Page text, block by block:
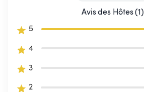
Avis des Hôtes (1)
5
4
3
2